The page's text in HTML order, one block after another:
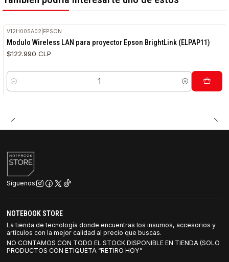
V12H005A02 EPSON
Modulo Wireless LAN para proyector Epson BrightLink (ELPAP11)
$122.990 CLP
Cantidad
Síguenos
NOTEBOOK STORE
La tienda de tecnología donde encuentras los insumos, accesorios y
artículos con la mejor calidad al precio que buscas.
NO CONTAMOS CON TODO EL STOCK DISPONIBLE EN TIENDA (SOLO
PRODUCTOS CON ETIQUETA “RETIRO HOY”